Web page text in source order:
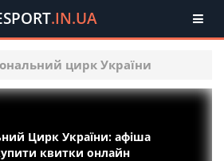
.IN.UA
цирк України
Цирк України: афіша
квитки онлайн